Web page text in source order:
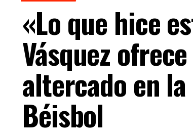
«Lo que hice
Vásquez
altercado en
Béisbol